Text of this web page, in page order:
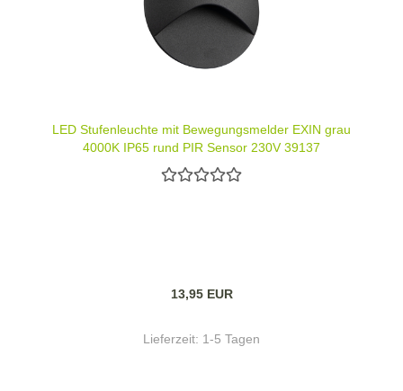
LED Stufenleuchte mit Bewegungsmelder EXIN grau
4000K IP65 rund PIR Sensor 230V 39137
13,95 EUR
Lieferzeit: 1-5 Tagen